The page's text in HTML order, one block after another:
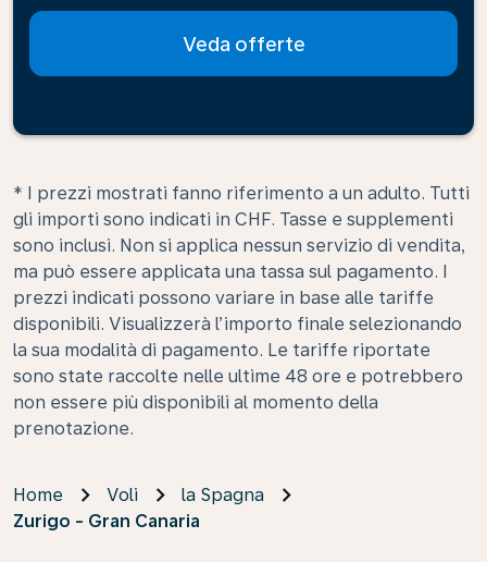
Veda offerte
* I prezzi mostrati fanno riferimento a un adulto. Tutti
gli importi sono indicati in CHF. Tasse e supplementi
sono inclusi. Non si applica nessun servizio di vendita,
ma può essere applicata una tassa sul pagamento. I
prezzi indicati possono variare in base alle tariffe
disponibili. Visualizzerà l’importo finale selezionando
la sua modalità di pagamento. Le tariffe riportate
sono state raccolte nelle ultime 48 ore e potrebbero
non essere più disponibili al momento della
prenotazione.
Home Voli
la Spagna
Zurigo - Gran Canaria